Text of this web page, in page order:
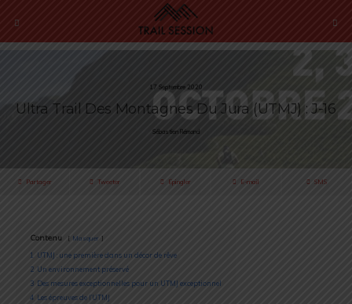
17 Septembre 2020
Ultra Trail Des Montagnes Du Jura (UTMJ) : J-16
Sébastien Rémond
Partager Tweeter Épingler E-mail SMS
Contenu Masquer
1
UTMJ : une première dans un décor de rêve
2 Un environnement préservé
3 Des mesures exceptionnelles pour un UTMJ exceptionnel
4 Les épreuves de l’UTMJ